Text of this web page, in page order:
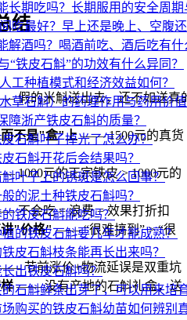
长期吃吗？长期服用的安全周
吃最好？早上还是晚上、空腹
解酒吗？喝酒前吃、酒后吃有
“铁皮石斛”的功效有什么异同？
工种植模式和经济效益如何？
草石斛）的药理作用与药用价
障浙产铁皮石斛的质量？
皮石斛叶子掉光了怎么办？
石斛开花后会结果吗？
斛叶子上的锈斑是怎么回事？
的泥土种铁皮石斛吗？
的铁皮石斛能吃吗？
植的铁皮石斛要几年才能成熟？
皮石斛枝条能再长出来吗？
长出铁皮石斛吗？
的石斛鲜条出芽了，可以用来培
场购买的铁皮石斛幼苗如何辨别
结
假的米斛送出去，还不如送真
不是"盒"上—— 1500元的真货
1000元的正宗铁皮 > 1000元的
不会吃 = 浪费 = 效果打折扣
"价格"—— “很难搞到” > “很
节前涨价+物流延误是双重坑
—— 没有产地的石斛礼盒，送